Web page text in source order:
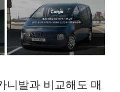
니발과 비교해도 매